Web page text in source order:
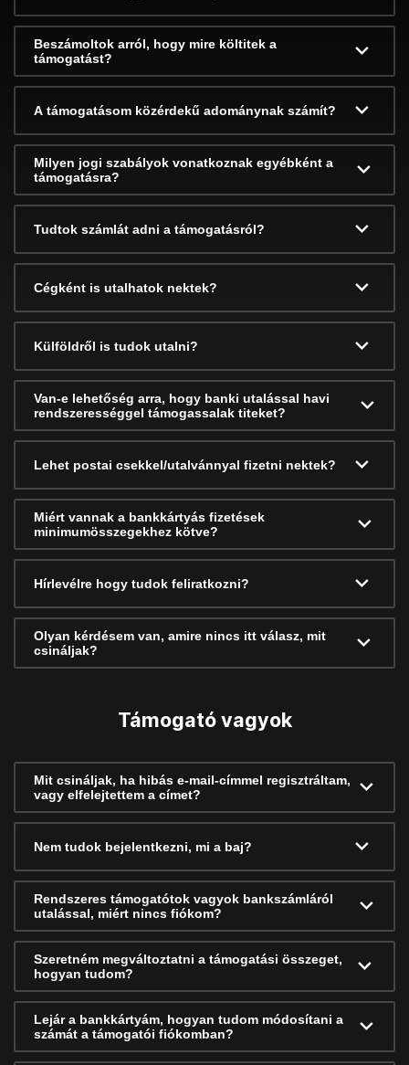
Beszámoltok arról, hogy mire költitek a
támogatást?
A támogatásom közérdekű adománynak számít?
Milyen jogi szabályok vonatkoznak egyébként a
támogatásra?
Tudtok számlát adni a támogatásról?
Cégként is utalhatok nektek?
Külföldről is tudok utalni?
Van-e lehetőség arra, hogy banki utalással havi
rendszerességgel támogassalak titeket?
Lehet postai csekkel/utalvánnyal fizetni nektek?
Miért vannak a bankkártyás fizetések
minimumösszegekhez kötve?
Hírlevélre hogy tudok feliratkozni?
Olyan kérdésem van, amire nincs itt válasz, mit
csináljak?
Támogató vagyok
Mit csináljak, ha hibás e-mail-címmel regisztráltam,
vagy elfelejtettem a címet?
Nem tudok bejelentkezni, mi a baj?
Rendszeres támogatótok vagyok bankszámláról
utalással, miért nincs fiókom?
Szeretném megváltoztatni a támogatási összeget,
hogyan tudom?
Lejár a bankkártyám, hogyan tudom módosítani a
számát a támogatói fiókomban?